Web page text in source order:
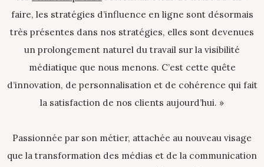
faire, les stratégies d’influence en ligne sont désormais
très présentes dans nos stratégies, elles sont devenues
un prolongement naturel du travail sur la visibilité
médiatique que nous menons. C’est cette quête
d’innovation, de personnalisation et de cohérence qui fait
la satisfaction de nos clients aujourd’hui. »
Passionnée par son métier, attachée au nouveau visage
que la transformation des médias et de la communication